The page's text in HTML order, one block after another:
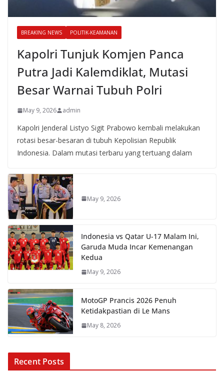
BREAKING NEWS POLITIK-KEAMANAN
Kapolri Tunjuk Komjen Panca
Putra Jadi Kalemdiklat, Mutasi
Besar Warnai Tubuh Polri
May 9, 2026 admin
Kapolri Jenderal Listyo Sigit Prabowo kembali melakukan
rotasi besar-besaran di tubuh Kepolisian Republik
Indonesia. Dalam mutasi terbaru yang tertuang dalam
May 9, 2026
Indonesia vs Qatar U-17 Malam Ini,
Garuda Muda Incar Kemenangan
Kedua
May 9, 2026
MotoGP Prancis 2026 Penuh
Ketidakpastian di Le Mans
May 8, 2026
Recent Posts